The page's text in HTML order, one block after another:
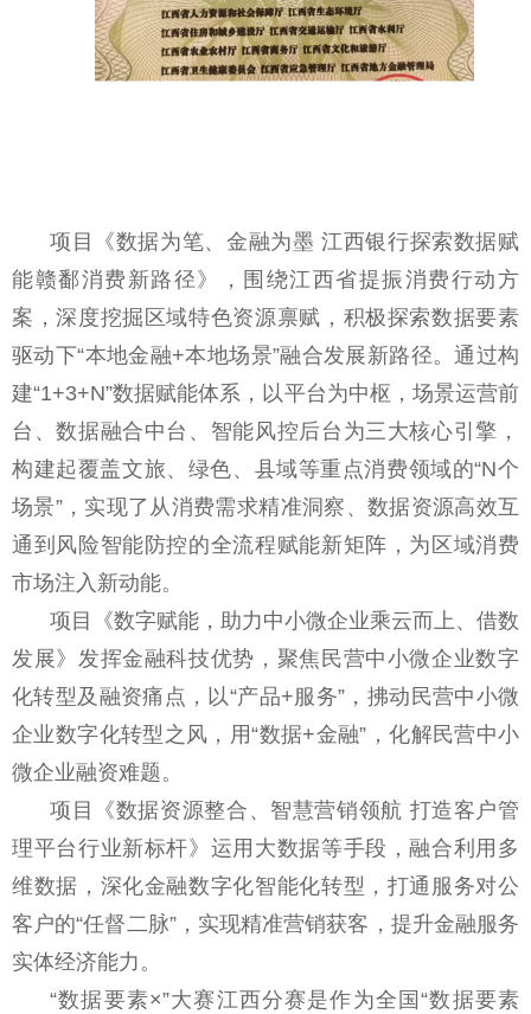
项目《数据为笔、金融为墨 江西银行探索数据赋
能赣鄱消费新路径》，围绕江西省提振消费行动方
案，深度挖掘区域特色资源禀赋，积极探索数据要素
驱动下“本地金融+本地场景”融合发展新路径。通过构
建“1+3+N”数据赋能体系，以平台为中枢，场景运营前
台、数据融合中台、智能风控后台为三大核心引擎，
构建起覆盖文旅、绿色、县域等重点消费领域的“N个
场景”，实现了从消费需求精准洞察、数据资源高效互
通到风险智能防控的全流程赋能新矩阵，为区域消费
市场注入新动能。
项目《数字赋能，助力中小微企业乘云而上、借数
发展》发挥金融科技优势，聚焦民营中小微企业数字
化转型及融资痛点，以“产品+服务”，拂动民营中小微
企业数字化转型之风，用“数据+金融”，化解民营中小
微企业融资难题。
项目《数据资源整合、智慧营销领航 打造客户管
理平台行业新标杆》运用大数据等手段，融合利用多
维数据，深化金融数字化智能化转型，打通服务对公
客户的“任督二脉”，实现精准营销获客，提升金融服务
实体经济能力。
“数据要素×”大赛江西分赛是作为全国“数据要素